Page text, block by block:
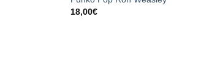
18,00€